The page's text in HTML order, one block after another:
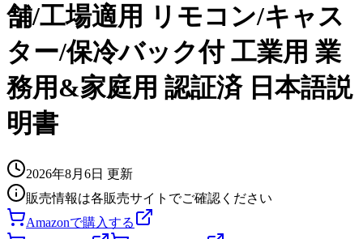
舗/工場適用 リモコン/キャス
ター/保冷バック付 工業用 業
務用&家庭用 認証済 日本語説
明書
2026年8月6日 更新
販売情報は各販売サイトでご確認ください
Amazonで購入する